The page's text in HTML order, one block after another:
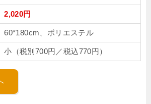
2,020円
60*180cm、ポリエステル
小（税別700円／税込770円）